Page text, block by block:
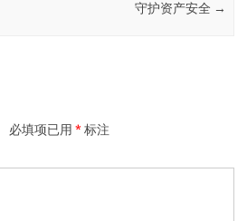
守护资产安全 →
必填项已用 * 标注